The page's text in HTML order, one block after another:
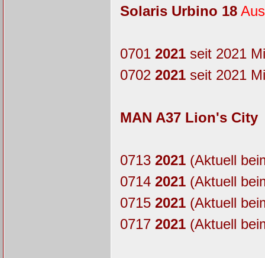
Solaris Urbino 18
0701 2021seit 2021
0702 2021seit 2021
MAN A37 Lion's City
0713 2021(Aktuell
0714 2021(Aktuell
0715 2021(Aktuell
0717 2021(Aktuell